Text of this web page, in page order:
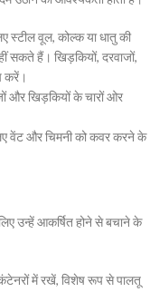
स्टील वूल, कोल्क या धातु की
सकते हैं। खिड़कियों, दरवाजों,
करें।
और खिड़कियों के चारों ओर
वेंट और चिमनी को कवर करने के
उन्हें आकर्षित होने से बचाने के
में रखें, विशेष रूप से पालतू